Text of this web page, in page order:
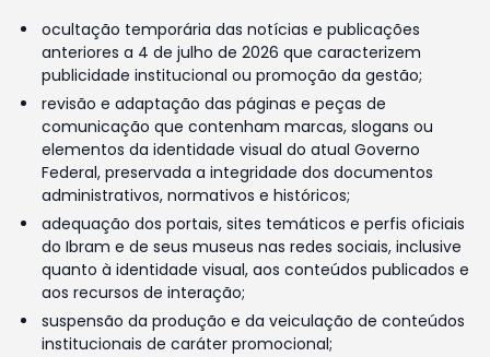
ocultação temporária das notícias e publicações
anteriores a 4 de julho de 2026 que caracterizem
publicidade institucional ou promoção da gestão;
revisão e adaptação das páginas e peças de
comunicação que contenham marcas, slogans ou
elementos da identidade visual do atual Governo
Federal, preservada a integridade dos documentos
administrativos, normativos e históricos;
adequação dos portais, sites temáticos e perfis oficiais
do Ibram e de seus museus nas redes sociais, inclusive
quanto à identidade visual, aos conteúdos publicados e
aos recursos de interação;
suspensão da produção e da veiculação de conteúdos
institucionais de caráter promocional;